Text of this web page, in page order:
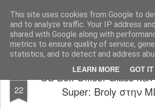
This site uses cookies from Google to
and to analyze traffic. Your IP address
shared with Google along with
metrics to ensure quality of service,
statistics, and to detect and address
LEARN MORE GOT IT
FilmBoy
22
US Box Office: Glass
Super: Broly στην